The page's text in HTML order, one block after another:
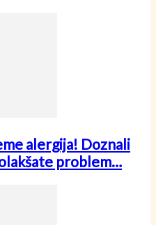
alergija! Doznali
problem…